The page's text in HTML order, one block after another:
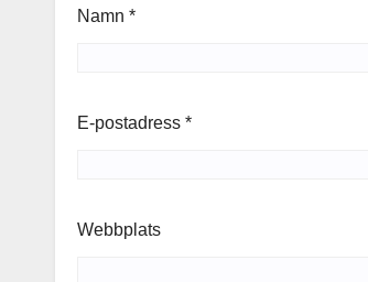
Namn *
E-postadress *
Webbplats